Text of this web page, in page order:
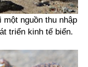
một nguồn thu nhập
triển kinh tế biển.